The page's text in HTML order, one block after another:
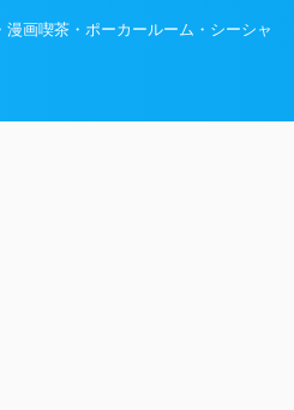
漫画喫茶・ポーカールーム・シーシャ